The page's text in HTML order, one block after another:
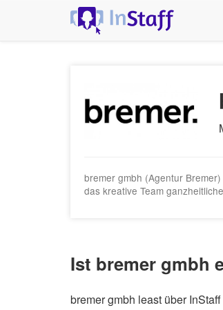
bremer gmbh (Agentur
das kreative Team
Ist bremer gmbh
bremer gmbh least über